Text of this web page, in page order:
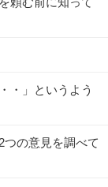
・」というよう
の意見を調べて